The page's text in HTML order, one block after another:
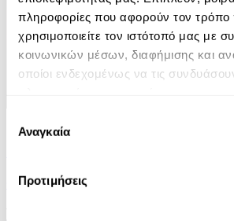
πληροφορίες που αφορούν τον τρόπο
χρησιμοποιείτε τον ιστότοπό μας με
κοινωνικών μέσων, διαφήμισης και
οποίοι ενδεχομένως να τις
των υπηρεσιών τους.
συγκατάθεσης
Αναγκαία
Προτιμήσεις
Colleen Hoover